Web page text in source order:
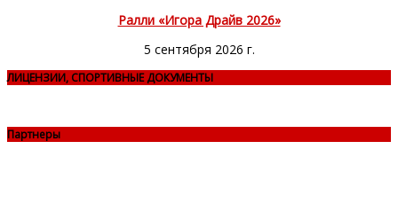
Ралли «Игора Драйв 2026»
5 сентября 2026 г.
ЛИЦЕНЗИИ, СПОРТИВНЫЕ ДОКУМЕНТЫ
Партнеры